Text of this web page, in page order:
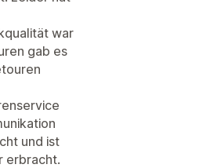
war
gab es
und ist
erbracht.